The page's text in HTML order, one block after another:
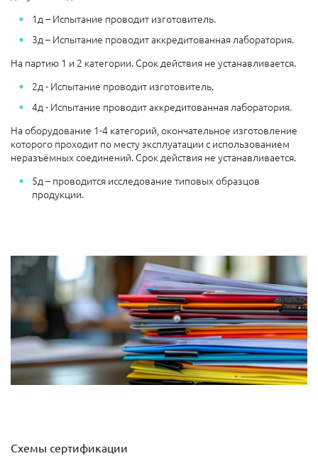
1д – Испытание проводит изготовитель.
3д – Испытание проводит аккредитованная лаборатория.
На партию 1 и 2 категории. Срок действия не устанавливается.
2д - Испытание проводит изготовитель.
4д - Испытание проводит аккредитованная лаборатория.
На оборудование 1-4 категорий, окончательное изготовление
которого проходит по месту эксплуатации с использованием
неразъёмных соединений. Срок действия не устанавливается.
5д – проводится исследование типовых образцов
продукции.
Схемы сертификации